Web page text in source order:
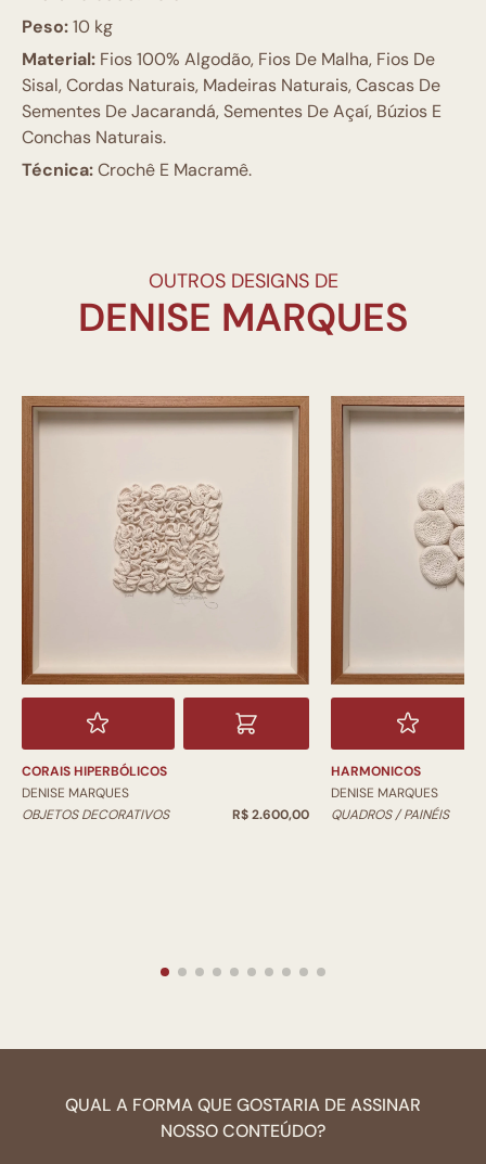
Peso:10 kg
Material: Fios 100% Algodão, Fios De Malha, Fios De
Sisal, Cordas Naturais, Madeiras Naturais, Cascas De
Sementes De Jacarandá, Sementes De Açaí, Búzios E
Conchas Naturais.
Técnica:Crochê E Macramê.
OUTROS DESIGNS DE
CORAIS HIPERBÓLICOS
DENISE MARQUES
OBJETOS DECORATIVOS
R$ 2.600,00
HARMONICOS
DENISE MARQUES
QUADROS / PAINÉIS
QUAL A FORMA QUE GOSTARIA DE ASSINAR
NOSSO CONTEÚDO?